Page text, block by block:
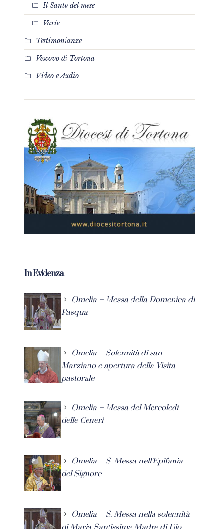
Il Santo del mese
Varie
Testimonianze
Vescovo di Tortona
Video e Audio
In Evidenza
Omelia – Messa della Domenica di
Pasqua
Omelia – Solennità di san
Marziano e apertura della Visita
pastorale
Omelia – Messa del Mercoledì
delle Ceneri
Omelia – S. Messa nell’Epifania
del Signore
Omelia – S. Messa nella solennità
di Maria Santissima Madre di Dio